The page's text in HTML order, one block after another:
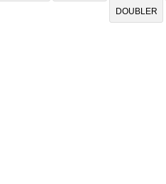
DOUBLER